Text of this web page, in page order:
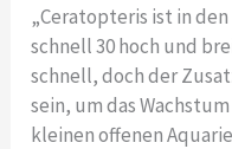
„Ceratopteris ist in
schnell 30 hoch und
schnell, doch der
sein, um das
kleinen offenen